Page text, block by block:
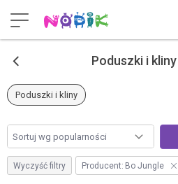
< Poduszki i
Poduszki i kliny
Wyczyść filtry Producent: Bo Jungle